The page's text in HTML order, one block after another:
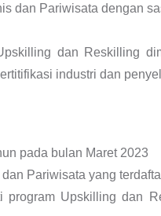
dan Pariwisata dengan
dan Reskilling
industri dan
pada bulan Maret 2023
Pariwisata yang
program Upskilling dan